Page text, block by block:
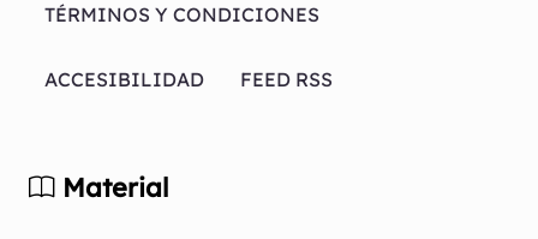
TÉRMINOS Y CONDICIONES
ACCESIBILIDAD FEED RSS
Material